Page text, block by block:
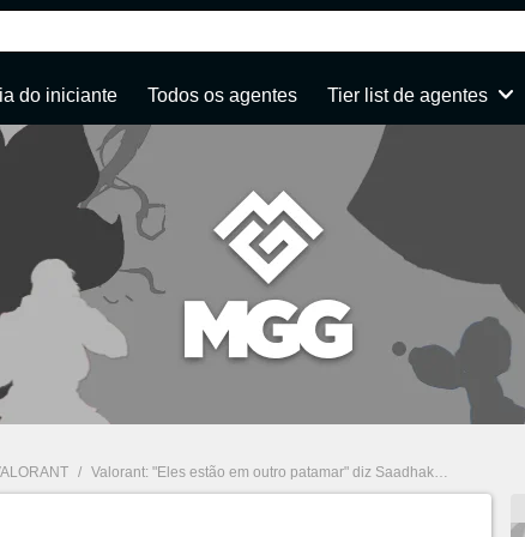
do iniciante Todos os agentes Tier list de agentes
/ Valorant: "Eles estão em outro patamar" diz Saadhak sobre a Sentinels